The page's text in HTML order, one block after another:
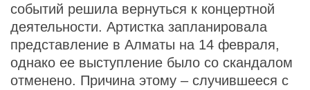
событий решила вернуться к концертной
деятельности. Артистка запланировала
представление в Алматы на 14 февраля,
однако ее выступление было со скандалом
отменено. Причина этому – случившееся с